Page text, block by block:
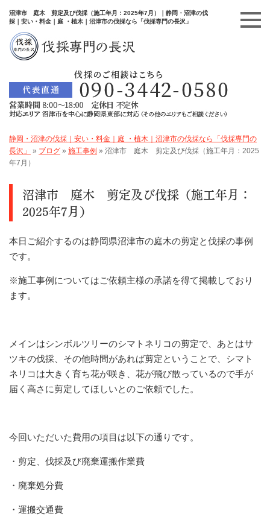
沼津市 庭木 剪定及び伐採（施工年月：2025年7月）｜静岡・沼津の伐
採｜安い・料金｜庭 ・植木｜沼津市の伐採なら「伐採専門の長沢」
静岡・沼津の伐採｜安い・料金｜庭 ・植木｜沼津市の伐採なら「伐採専門の
長沢」
» ブログ » 施工事例 » 沼津市 庭木 剪定及び伐採（施工年月：2025
年7月）
沼津市 庭木 剪定及び伐採（施工年月：
2025年7月）
本日ご紹介するのは静岡県沼津市の庭木の剪定と伐採の事例
です。
※施工事例についてはご依頼主様の承諾を得て掲載しており
ます。
メインはシンボルツリーのシマトネリコの剪定で、あとはサ
ツキの伐採、その他時間があれば剪定ということで、シマト
ネリコは大きく育ち花が咲き、花が飛び散っているので手が
届く高さに剪定してほしいとのご依頼でした。
今回いただいた費用の項目は以下の通りです。
・剪定、伐採及び廃棄運搬作業費
・廃棄処分費
・運搬交通費